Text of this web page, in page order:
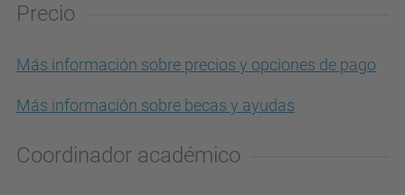
Precio
Más información sobre precios y opciones de pago
Más información sobre becas y ayudas
Coordinador académico